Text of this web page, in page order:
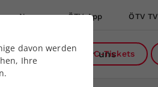
News ÖTV App ÖTV TV
Services Über uns
DC-Tickets
davon werden
Ihre